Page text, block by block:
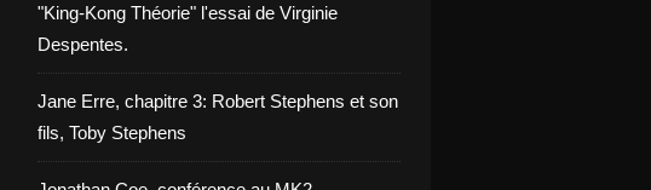
"King-Kong Théorie" l'essai de Virginie
Despentes.
Jane Erre, chapitre 3: Robert Stephens et son
fils, Toby Stephens